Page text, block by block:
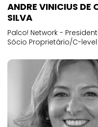
ANDRE VINICIUS DE
SILVA
Palco! Network -
Sócio Proprietário/C-level